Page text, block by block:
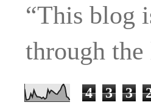
“This blog
through
4 3 3